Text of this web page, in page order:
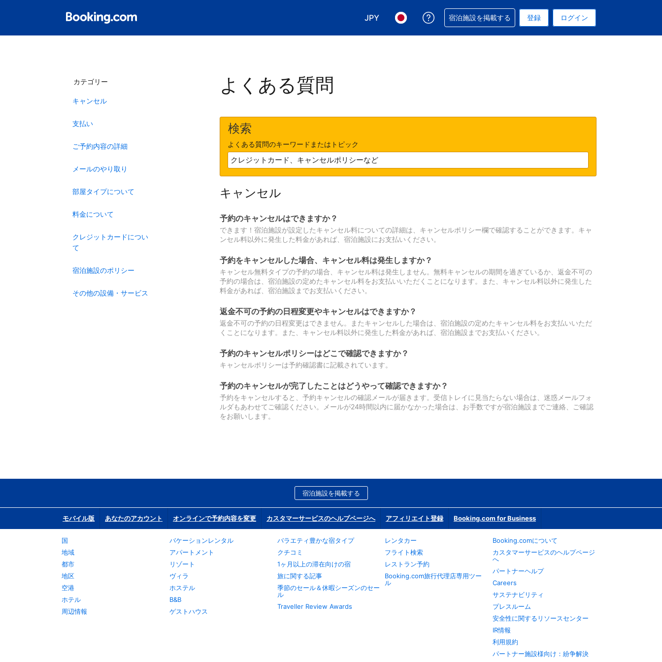
JPY
表示通貨を選択. 現在選択中の表示通貨は円です
言語を選択. 現在選択中の言語は日本語です
予約に関するサポートを受けられます
宿泊施設を掲載する 登録 ログイン
カテゴリー
キャンセル
支払い
ご予約内容の詳細
メールのやり取り
部屋タイプについて
料金について
クレジットカードについ
て
宿泊施設のポリシー
その他の設備・サービス
よくある質問
検索
よくある質問のキーワードまたはトピック
キャンセル
予約のキャンセルはできますか？
できます！宿泊施設が設定したキャンセル料についての詳細は、キャンセルポリシー欄で確認することができます。キャ
ンセル料以外に発生した料金があれば、宿泊施設にお支払いください。
予約をキャンセルした場合、キャンセル料は発生しますか？
キャンセル無料タイプの予約の場合、キャンセル料は発生しません。無料キャンセルの期間を過ぎているか、返金不可の
予約の場合は、宿泊施設の定めたキャンセル料をお支払いいただくことになります。また、キャンセル料以外に発生した
料金があれば、宿泊施設までお支払いください。
返金不可の予約の日程変更やキャンセルはできますか？
返金不可の予約の日程変更はできません。またキャンセルした場合は、宿泊施設の定めたキャンセル料をお支払いいただ
くことになります。また、キャンセル料以外に発生した料金があれば、宿泊施設までお支払いください。
予約のキャンセルポリシーはどこで確認できますか？
キャンセルポリシーは予約確認書に記載されています。
予約のキャンセルが完了したことはどうやって確認できますか？
予約をキャンセルすると、予約キャンセルの確認メールが届きます。受信トレイに見当たらない場合は、迷惑メールフォ
ルダもあわせてご確認ください。メールが24時間以内に届かなかった場合は、お手数ですが宿泊施設までご連絡、ご確認
をお願いします。
宿泊施設を掲載する
モバイル版 あなたのアカウント オンラインで予約内容を変更 カスタマーサービスのヘルプページへ アフィリエイト登録 Booking.com for Business
国
地域
都市
地区
空港
ホテル
周辺情報
バケーションレンタル
アパートメント
リゾート
ヴィラ
ホステル
B&B
ゲストハウス
バラエティ豊かな宿タイプ
クチコミ
1ヶ月以上の滞在向けの宿
旅に関する記事
季節のセール＆休暇シーズンのセー
ル
Traveller Review Awards
レンタカー
フライト検索
レストラン予約
Booking.com旅行代理店専用ツー
ル
Booking.comについて
カスタマーサービスのヘルプページ
へ
パートナーヘルプ
Careers
サステナビリティ
プレスルーム
安全性に関するリソースセンター
IR情報
利用規約
パートナー施設様向け：紛争解決